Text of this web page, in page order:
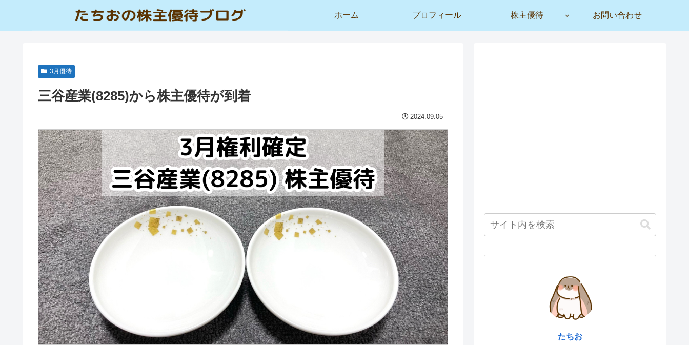
ホーム プロフィール 株主優待 お問い合わせ
3月優待
三谷産業(8285)から株主優待が到着
2024.09.05
たちお